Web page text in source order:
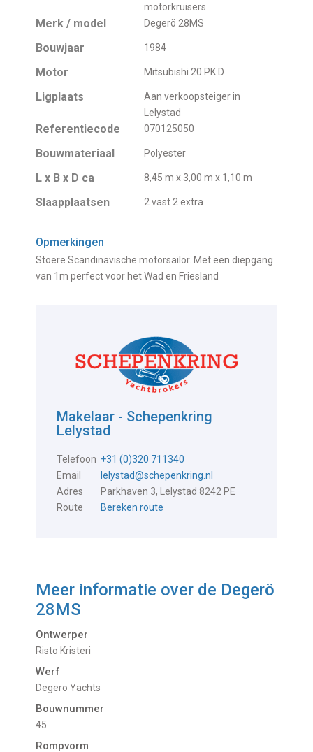
motorkruisers
Merk / model Degerö 28MS
Bouwjaar 1984
Motor Mitsubishi 20 PK D
Ligplaats
Aan verkoopsteiger in
Lelystad
Referentiecode 070125050
Bouwmateriaal Polyester
L x B x D ca 8,45 m x 3,00 m x 1,10 m
Slaapplaatsen 2 vast 2 extra
Opmerkingen
Stoere Scandinavische motorsailor. Met een diepgang
van 1m perfect voor het Wad en Friesland
Makelaar - Schepenkring
Lelystad
Telefoon +31 (0)320 711340
Email
lelystad@schepenkring.nl
Adres
Parkhaven 3, Lelystad 8242 PE
Route
Bereken route
Meer informatie over de Degerö
28MS
Ontwerper
Risto Kristeri
Werf
Degerö Yachts
Bouwnummer
45
Rompvorm